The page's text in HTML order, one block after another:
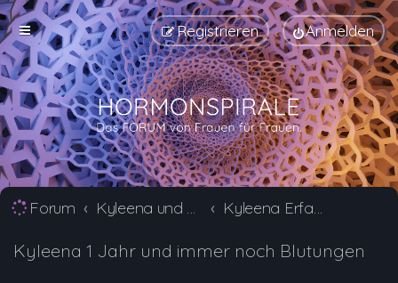
Anmelden
Registrieren
Forum Kyleena und Jaydess Erfahrungsberichte und Nebenwirkungen Kyleena Erfahrungsberichte und Nebenwirkungen
Kyleena 1 Jahr und immer noch Blutungen